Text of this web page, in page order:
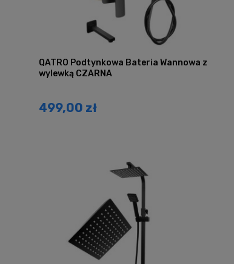
QATRO Podtynkowa Bateria Wannowa z
wylewką CZARNA
499,00 zł